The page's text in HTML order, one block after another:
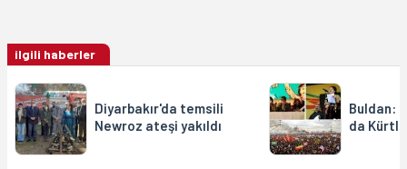
ilgili haberler
Diyarbakır'da temsili
Newroz ateşi yakıldı
Buldan:
da